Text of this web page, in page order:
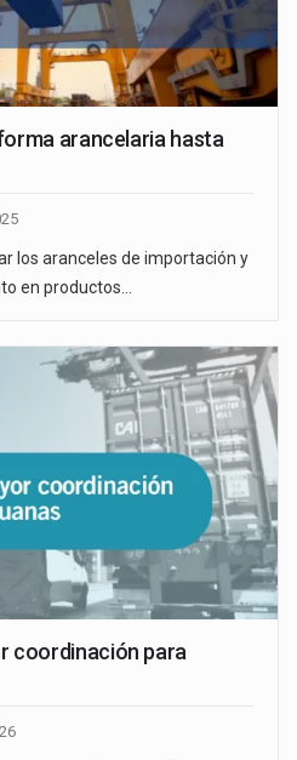
arancelaria hasta
los aranceles de importación y
en productos…
coordinación para